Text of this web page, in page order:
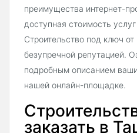
преимущества интернет-
доступная стоимость
Строительство под ключ от
безупречной репутацией.
подробным описанием
нашей онлайн-площадке.
заказать в